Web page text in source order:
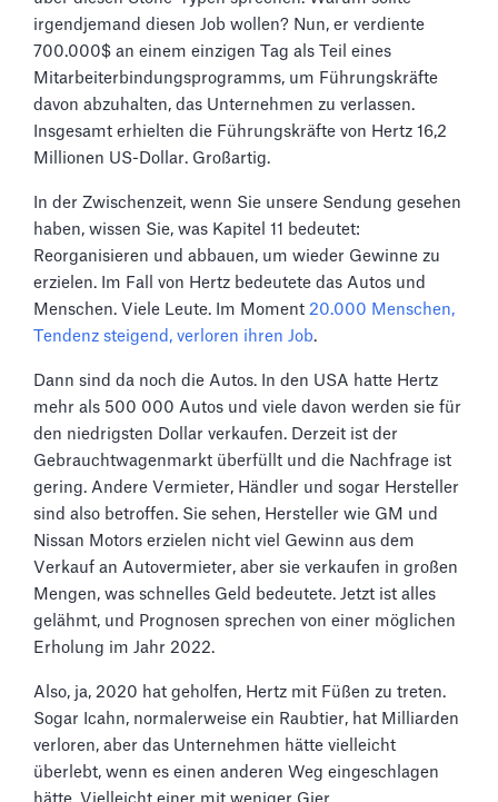
irgendjemand diesen Job wollen? Nun, er verdiente
700.000$ an einem einzigen Tag als Teil eines
Mitarbeiterbindungsprogramms, um Führungskräfte
davon abzuhalten, das Unternehmen zu verlassen.
Insgesamt erhielten die Führungskräfte von Hertz 16,2
Millionen US-Dollar. Großartig.
In der Zwischenzeit, wenn Sie unsere Sendung gesehen
haben, wissen Sie, was Kapitel 11 bedeutet:
Reorganisieren und abbauen, um wieder Gewinne zu
erzielen. Im Fall von Hertz bedeutete das Autos und
Menschen. Viele Leute. Im Moment 20.000 Menschen,
Tendenz steigend, verloren ihren Job.
Dann sind da noch die Autos. In den USA hatte Hertz
mehr als 500 000 Autos und viele davon werden sie für
den niedrigsten Dollar verkaufen. Derzeit ist der
Gebrauchtwagenmarkt überfüllt und die Nachfrage ist
gering. Andere Vermieter, Händler und sogar Hersteller
sind also betroffen. Sie sehen, Hersteller wie GM und
Nissan Motors erzielen nicht viel Gewinn aus dem
Verkauf an Autovermieter, aber sie verkaufen in großen
Mengen, was schnelles Geld bedeutete. Jetzt ist alles
gelähmt, und Prognosen sprechen von einer möglichen
Erholung im Jahr 2022.
Also, ja, 2020 hat geholfen, Hertz mit Füßen zu treten.
Sogar Icahn, normalerweise ein Raubtier, hat Milliarden
verloren, aber das Unternehmen hätte vielleicht
überlebt, wenn es einen anderen Weg eingeschlagen
hätte. Vielleicht einer mit weniger Gier.